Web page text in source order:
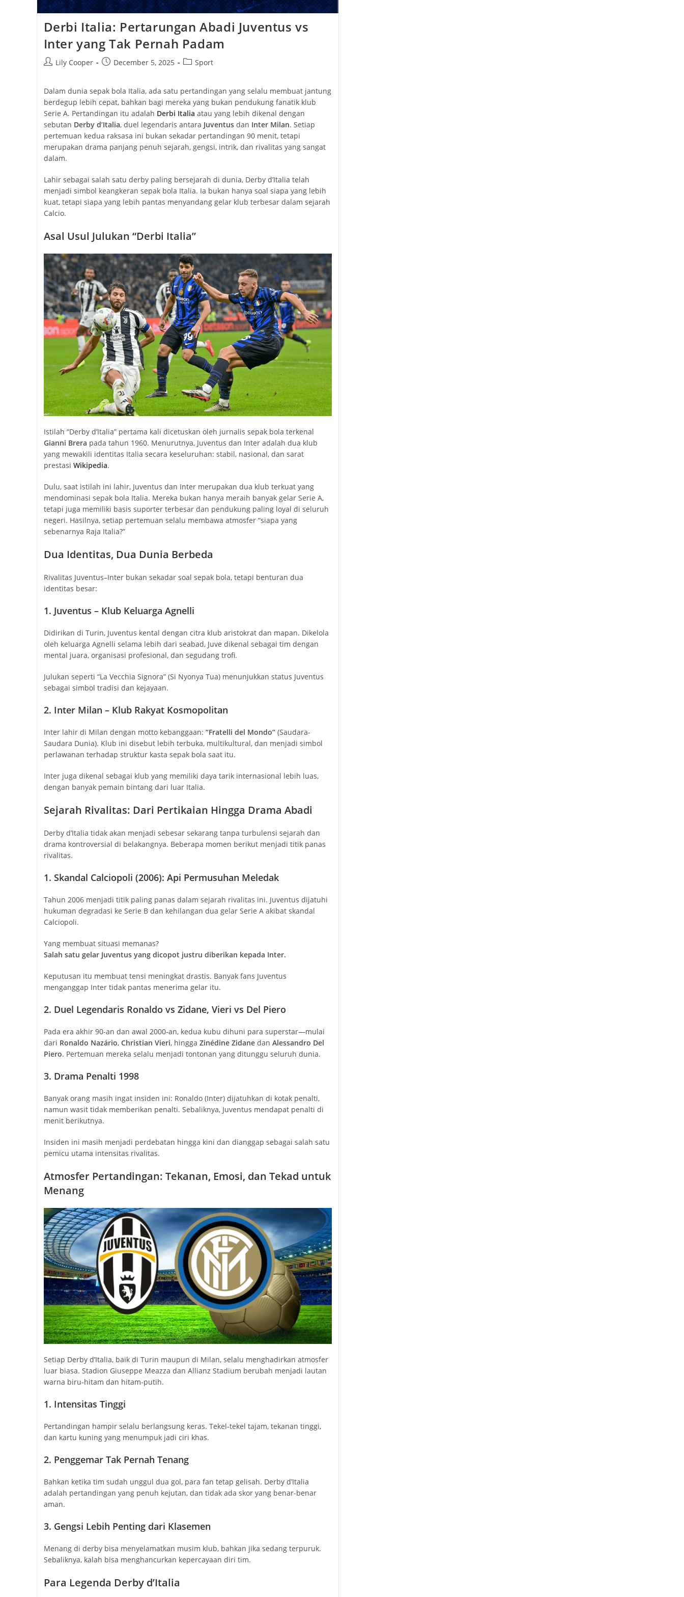
Derbi Italia: Pertarungan Abadi Juventus vs
Inter yang Tak Pernah Padam
PostLily Cooper
PostDecember 5, 2025
PostSport
Dalam dunia sepak bola Italia, ada satu pertandingan yang selalu membuat jantung
berdegup lebih cepat, bahkan bagi mereka yang bukan pendukung fanatik klub
Serie A. Pertandingan itu adalah Derbi Italia atau yang lebih dikenal dengan
sebutan Derby d’Italia, duel legendaris antara Juventusdan Inter Milan. Setiap
pertemuan kedua raksasa ini bukan sekadar pertandingan 90 menit, tetapi
merupakan drama panjang penuh sejarah, gengsi, intrik, dan rivalitas yang sangat
dalam.
Lahir sebagai salah satu derby paling bersejarah di dunia, Derby d’Italia telah
menjadi simbol keangkeran sepak bola Italia. Ia bukan hanya soal siapa yang lebih
kuat, tetapi siapa yang lebih pantas menyandang gelar klub terbesar dalam sejarah
Calcio.
Asal Usul Julukan “Derbi Italia”
Istilah “Derby d’Italia” pertama kali dicetuskan oleh jurnalis sepak bola terkenal
Gianni Brera pada tahun 1960. Menurutnya, Juventus dan Inter adalah dua klub
yang mewakili identitas Italia secara keseluruhan: stabil, nasional, dan sarat
prestasi Wikipedia.
Dulu, saat istilah ini lahir, Juventus dan Inter merupakan dua klub terkuat yang
mendominasi sepak bola Italia. Mereka bukan hanya meraih banyak gelar Serie A,
tetapi juga memiliki basis suporter terbesar dan pendukung paling loyal di seluruh
negeri. Hasilnya, setiap pertemuan selalu membawa atmosfer “siapa yang
sebenarnya Raja Italia?”
Dua Identitas, Dua Dunia Berbeda
Rivalitas Juventus–Inter bukan sekadar soal sepak bola, tetapi benturan dua
identitas besar:
1. Juventus – Klub Keluarga Agnelli
Didirikan di Turin, Juventus kental dengan citra klub aristokrat dan mapan. Dikelola
oleh keluarga Agnelli selama lebih dari seabad, Juve dikenal sebagai tim dengan
mental juara, organisasi profesional, dan segudang trofi.
Julukan seperti “La Vecchia Signora” (Si Nyonya Tua) menunjukkan status Juventus
sebagai simbol tradisi dan kejayaan.
2. Inter Milan – Klub Rakyat Kosmopolitan
Inter lahir di Milan dengan motto kebanggaan: “Fratelli del Mondo”(Saudara-
Saudara Dunia). Klub ini disebut lebih terbuka, multikultural, dan menjadi simbol
perlawanan terhadap struktur kasta sepak bola saat itu.
Inter juga dikenal sebagai klub yang memiliki daya tarik internasional lebih luas,
dengan banyak pemain bintang dari luar Italia.
Sejarah Rivalitas: Dari Pertikaian Hingga Drama Abadi
Derby d’Italia tidak akan menjadi sebesar sekarang tanpa turbulensi sejarah dan
drama kontroversial di belakangnya. Beberapa momen berikut menjadi titik panas
rivalitas.
1. Skandal Calciopoli (2006): Api Permusuhan Meledak
Tahun 2006 menjadi titik paling panas dalam sejarah rivalitas ini. Juventus dijatuhi
hukuman degradasi ke Serie B dan kehilangan dua gelar Serie A akibat skandal
Calciopoli.
Yang membuat situasi memanas?
Salah satu gelar Juventus yang dicopot justru diberikan kepada Inter.
Keputusan itu membuat tensi meningkat drastis. Banyak fans Juventus
menganggap Inter tidak pantas menerima gelar itu.
2. Duel Legendaris Ronaldo vs Zidane, Vieri vs Del Piero
Pada era akhir 90-an dan awal 2000-an, kedua kubu dihuni para superstar—mulai
dari Ronaldo Nazário, Christian Vieri, hingga Zinédine Zidanedan Alessandro Del
Piero. Pertemuan mereka selalu menjadi tontonan yang ditunggu seluruh dunia.
3. Drama Penalti 1998
Banyak orang masih ingat insiden ini: Ronaldo (Inter) dijatuhkan di kotak penalti,
namun wasit tidak memberikan penalti. Sebaliknya, Juventus mendapat penalti di
menit berikutnya.
Insiden ini masih menjadi perdebatan hingga kini dan dianggap sebagai salah satu
pemicu utama intensitas rivalitas.
Atmosfer Pertandingan: Tekanan, Emosi, dan Tekad untuk
Menang
Setiap Derby d’Italia, baik di Turin maupun di Milan, selalu menghadirkan atmosfer
luar biasa. Stadion Giuseppe Meazza dan Allianz Stadium berubah menjadi lautan
warna biru-hitam dan hitam-putih.
1. Intensitas Tinggi
Pertandingan hampir selalu berlangsung keras. Tekel-tekel tajam, tekanan tinggi,
dan kartu kuning yang menumpuk jadi ciri khas.
2. Penggemar Tak Pernah Tenang
Bahkan ketika tim sudah unggul dua gol, para fan tetap gelisah. Derby d’Italia
adalah pertandingan yang penuh kejutan, dan tidak ada skor yang benar-benar
aman.
3. Gengsi Lebih Penting dari Klasemen
Menang di derby bisa menyelamatkan musim klub, bahkan jika sedang terpuruk.
Sebaliknya, kalah bisa menghancurkan kepercayaan diri tim.
Para Legenda Derby d’Italia